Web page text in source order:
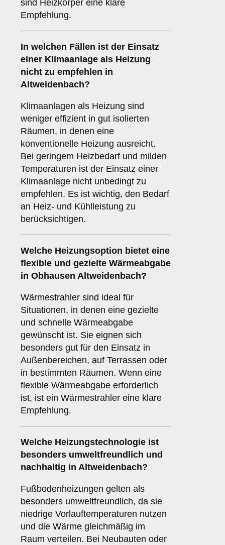
sind Heizkörper eine klare
Empfehlung.
In welchen Fällen ist der Einsatz
einer Klimaanlage als Heizung
nicht zu empfehlen in
Altweidenbach?
Klimaanlagen als Heizung sind
weniger effizient in gut isolierten
Räumen, in denen eine
konventionelle Heizung ausreicht.
Bei geringem Heizbedarf und milden
Temperaturen ist der Einsatz einer
Klimaanlage nicht unbedingt zu
empfehlen. Es ist wichtig, den Bedarf
an Heiz- und Kühlleistung zu
berücksichtigen.
Welche Heizungsoption bietet eine
flexible und gezielte Wärmeabgabe
in Obhausen Altweidenbach?
Wärmestrahler sind ideal für
Situationen, in denen eine gezielte
und schnelle Wärmeabgabe
gewünscht ist. Sie eignen sich
besonders gut für den Einsatz in
Außenbereichen, auf Terrassen oder
in bestimmten Räumen. Wenn eine
flexible Wärmeabgabe erforderlich
ist, ist ein Wärmestrahler eine klare
Empfehlung.
Welche Heizungstechnologie ist
besonders umweltfreundlich und
nachhaltig in Altweidenbach?
Fußbodenheizungen gelten als
besonders umweltfreundlich, da sie
niedrige Vorlauftemperaturen nutzen
und die Wärme gleichmäßig im
Raum verteilen. Bei Neubauten oder